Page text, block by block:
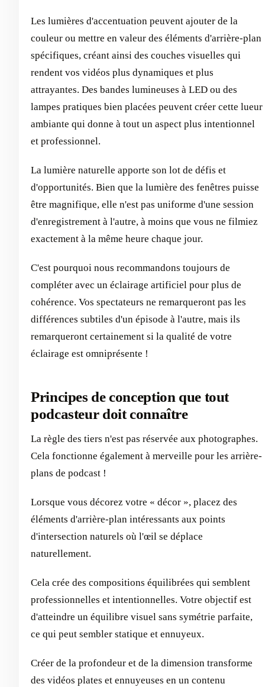
Les lumières d'accentuation peuvent ajouter de la
couleur ou mettre en valeur des éléments d'arrière-plan
spécifiques, créant ainsi des couches visuelles qui
rendent vos vidéos plus dynamiques et plus
attrayantes. Des bandes lumineuses à LED ou des
lampes pratiques bien placées peuvent créer cette lueur
ambiante qui donne à tout un aspect plus intentionnel
et professionnel.
La lumière naturelle apporte son lot de défis et
d'opportunités. Bien que la lumière des fenêtres puisse
être magnifique, elle n'est pas uniforme d'une session
d'enregistrement à l'autre, à moins que vous ne filmiez
exactement à la même heure chaque jour.
C'est pourquoi nous recommandons toujours de
compléter avec un éclairage artificiel pour plus de
cohérence. Vos spectateurs ne remarqueront pas les
différences subtiles d'un épisode à l'autre, mais ils
remarqueront certainement si la qualité de votre
éclairage est omniprésente !
Principes de conception que tout
podcasteur doit connaître
La règle des tiers n'est pas réservée aux photographes.
Cela fonctionne également à merveille pour les arrière-
plans de podcast !
Lorsque vous décorez votre « décor », placez des
éléments d'arrière-plan intéressants aux points
d'intersection naturels où l'œil se déplace
naturellement.
Cela crée des compositions équilibrées qui semblent
professionnelles et intentionnelles. Votre objectif est
d'atteindre un équilibre visuel sans symétrie parfaite,
ce qui peut sembler statique et ennuyeux.
Créer de la profondeur et de la dimension transforme
des vidéos plates et ennuyeuses en un contenu